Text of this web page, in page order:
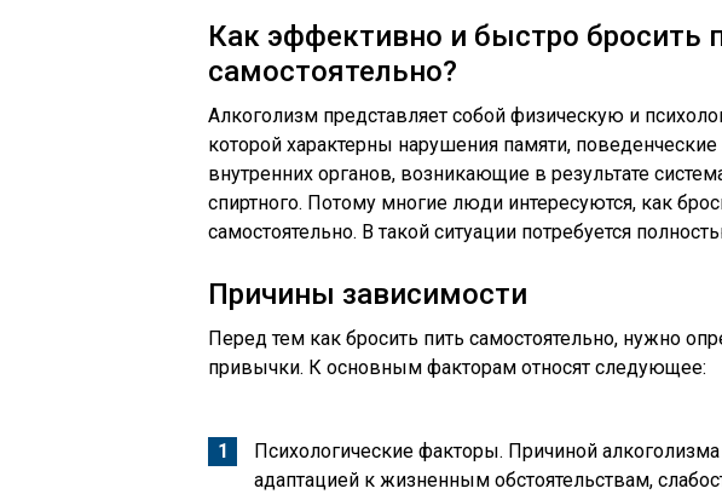
Как эффективно и быстро бросить
самостоятельно?
Алкоголизм представляет собой физическую и
которой характерны нарушения памяти,
внутренних органов, возникающие в результате
спиртного. Потому многие люди интересуются, как
самостоятельно. В такой ситуации потребуется
Причины зависимости
Перед тем как бросить пить самостоятельно, нужно
привычки. К основным факторам относят следующее:
Психологические факторы. Причиной
адаптацией к жизненным обстоятельствам,